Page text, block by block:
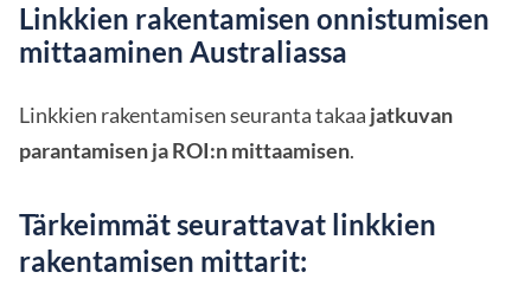
Linkkien rakentamisen onnistumisen
mittaaminen Australiassa
Linkkien rakentamisen seuranta takaa jatkuvan
parantamisen ja ROI:n mittaamisen.
Tärkeimmät seurattavat linkkien
rakentamisen mittarit: